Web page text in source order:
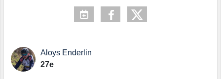
Aloys Enderlin
27e